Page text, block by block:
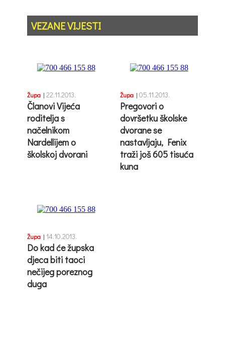
VEZANE VIJESTI
Župa | 22.11.2013.
Članovi Vijeća
roditelja s
načelnikom
Nardellijem o
školskoj dvorani
Župa | 05.11.2013.
Pregovori o
dovršetku školske
dvorane se
nastavljaju, Fenix
traži još 605 tisuća
kuna
Župa | 14.10.2013.
Do kad će župska
djeca biti taoci
nečijeg poreznog
duga